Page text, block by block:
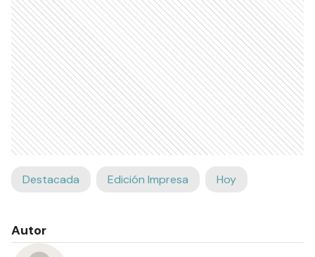
Destacada Edición Impresa Hoy
Autor